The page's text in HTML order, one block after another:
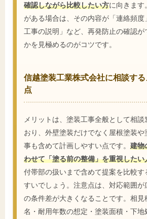
確認しながら比較したい方に向きます
がある場合は、その内容が「連絡頻度
工事の説明」など、再発防止の確認が
かを見極めるのがコツです。
信越塗装工業株式会社に相談す
点
メリットは、塗装工事全般として相
おり、外壁塗装だけでなく屋根塗装や
事も含めて計画しやすい点です。 建物
わせて「塗る前の整備」を重視したい
付帯部の扱いまで含めて提案を比較
すいでしょう。注意点は、対応範囲が
の条件差が大きくなることです。相
名・耐用年数の想定・塗装面積・下地